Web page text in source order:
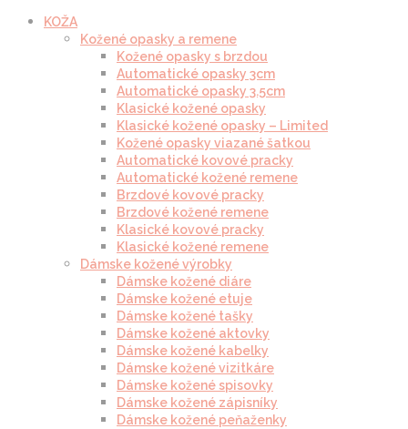
KOŽA
Kožené opasky a remene
Kožené opasky s brzdou
Automatické opasky 3cm
Automatické opasky 3.5cm
Klasické kožené opasky
Klasické kožené opasky – Limited
Kožené opasky viazané šatkou
Automatické kovové pracky
Automatické kožené remene
Brzdové kovové pracky
Brzdové kožené remene
Klasické kovové pracky
Klasické kožené remene
Dámske kožené výrobky
Dámske kožené diáre
Dámske kožené etuje
Dámske kožené tašky
Dámske kožené aktovky
Dámske kožené kabelky
Dámske kožené vizitkáre
Dámske kožené spisovky
Dámske kožené zápisníky
Dámske kožené peňaženky